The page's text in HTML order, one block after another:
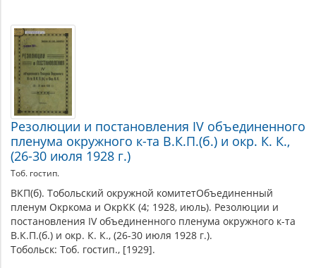
Резолюции и постановления IV объединенного
пленума окружного к-та В.К.П.(б.) и окр. К. К.,
(26-30 июля 1928 г.)
Тоб. гостип.
ВКП(б). Тобольский окружной комитетОбъединенный
пленум Окркома и ОкрКК (4; 1928, июль). Резолюции и
постановления IV объединенного пленума окружного к-та
В.К.П.(б.) и окр. К. К., (26-30 июля 1928 г.).
Тобольск: Тоб. гостип., [1929].